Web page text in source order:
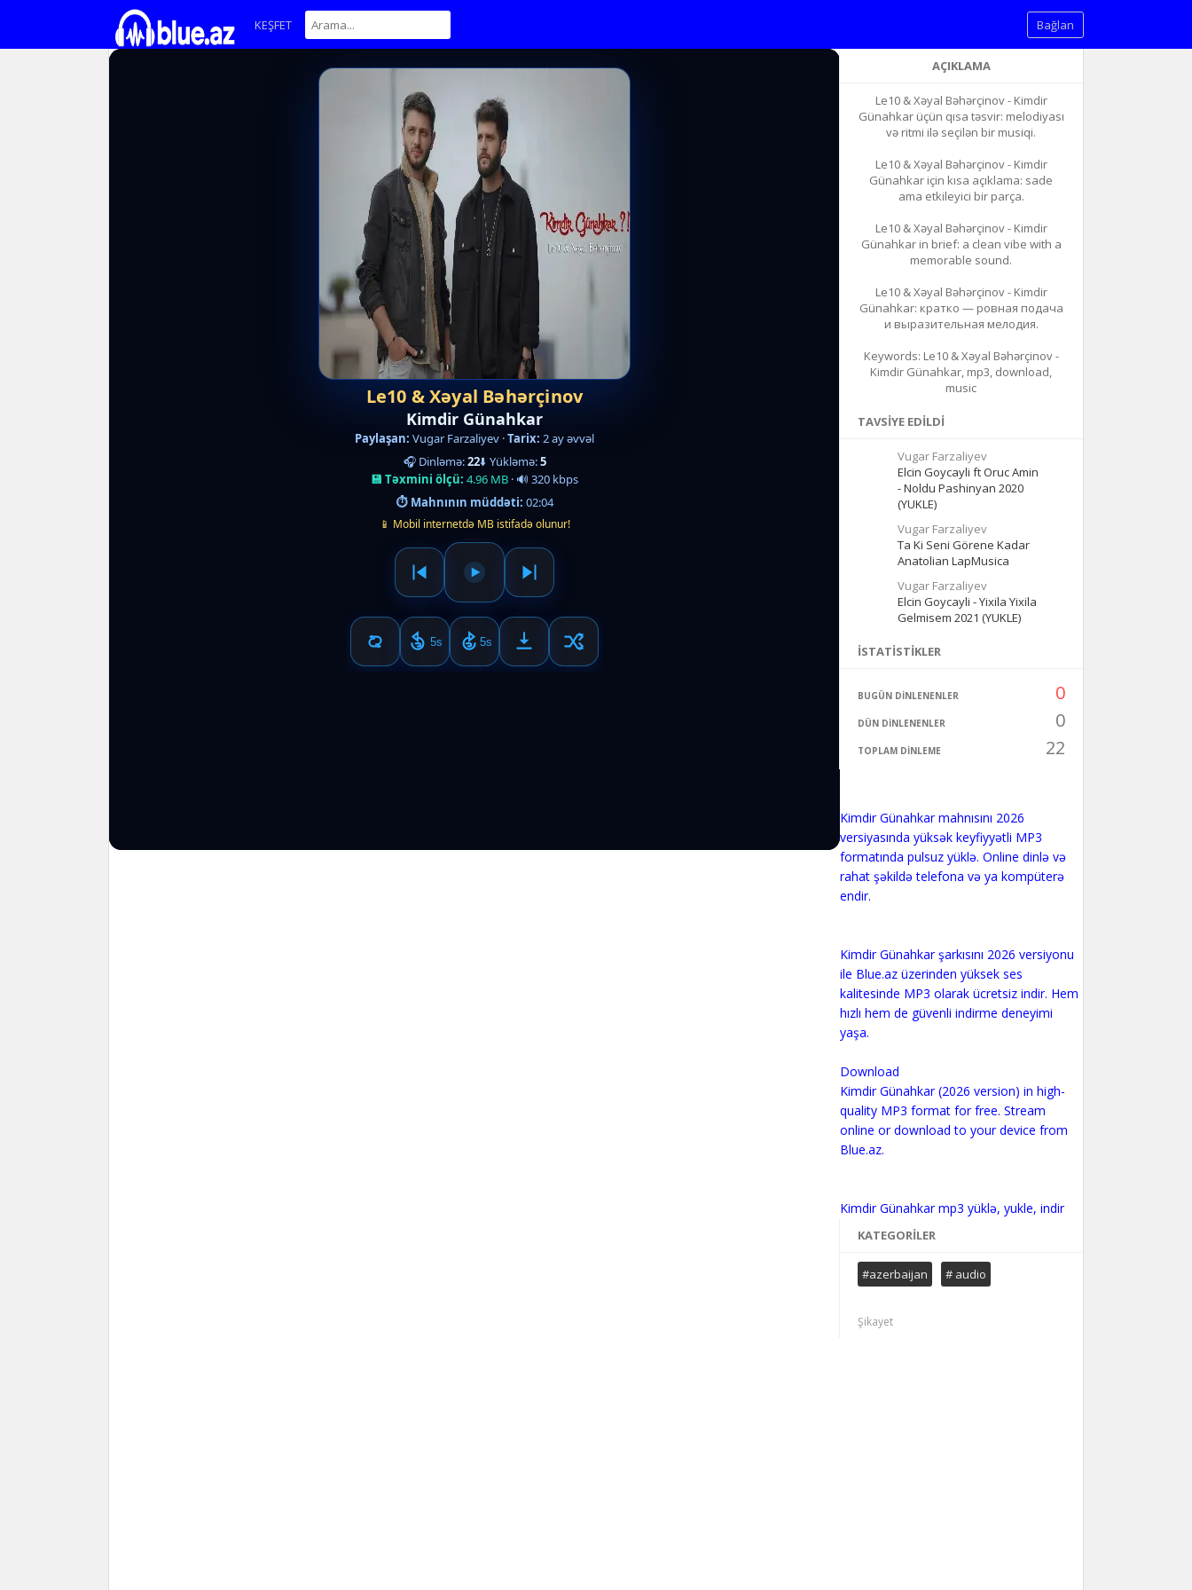
KEŞFET Bağlan
AÇIKLAMA
Le10 & Xəyal Bəhərçinov - Kimdir
Günahkar üçün qısa təsvir: melodiyası
və ritmi ilə seçilən bir musiqi.
Le10 & Xəyal Bəhərçinov - Kimdir
Günahkar için kısa açıklama: sade
ama etkileyici bir parça.
Le10 & Xəyal Bəhərçinov - Kimdir
Günahkar in brief: a clean vibe with a
memorable sound.
Le10 & Xəyal Bəhərçinov - Kimdir
Günahkar: кратко — ровная подача
и выразительная мелодия.
Keywords: Le10 & Xəyal Bəhərçinov -
Kimdir Günahkar, mp3, download,
music
TAVSIYE EDILDI
Vugar Farzaliyev
Elcin Goycayli ft Oruc Amin
- Noldu Pashinyan 2020
(YUKLE)
Vugar Farzaliyev
Ta Ki Seni Görene Kadar
Anatolian LapMusica
Vugar Farzaliyev
Elcin Goycayli - Yixila Yixila
Gelmisem 2021 (YUKLE)
İSTATISTIKLER
BUGÜN DINLENENLER 0
DÜN DINLENENLER 0
TOPLAM DINLEME 22
Kimdir Günahkar mahnısını 2026
versiyasında yüksək keyfiyyətli MP3
formatında pulsuz yüklə. Online dinlə və
rahat şəkildə telefona və ya kompüterə
endir.
Kimdir Günahkar şarkısını 2026 versiyonu
ile Blue.az üzerinden yüksek ses
kalitesinde MP3 olarak ücretsiz indir. Hem
hızlı hem de güvenli indirme deneyimi
yaşa.
Download
Kimdir Günahkar (2026 version) in high-
quality MP3 format for free. Stream
online or download to your device from
Blue.az.
Kimdir Günahkar mp3 yüklə, yukle, indir
KATEGORILER
#azerbaijan # audio
Şikayet